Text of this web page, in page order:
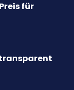
für